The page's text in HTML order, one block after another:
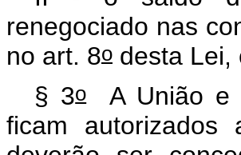
renegociado nas
no art. 8o desta
§ 3oA União e
ficam